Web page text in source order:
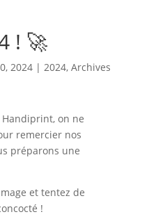
! 🚀
2024| 2024, Archives
Handiprint, on ne
remercier nos
préparons une
et tentez de
!